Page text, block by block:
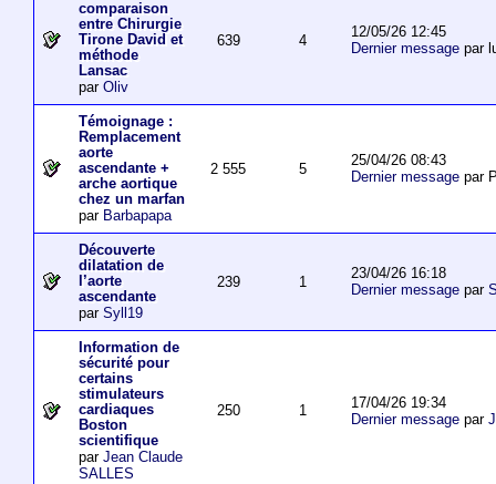
comparaison
entre Chirurgie
Tirone David et
méthode
Lansac
par Oliv
639 4
12/05/26 12:45
Dernier messagepar
Témoignage :
Remplacement
aorte
ascendante +
arche aortique
chez un marfan
par Barbapapa
2 555 5
25/04/26 08:43
Dernier messagepar
Découverte
dilatation de
l’aorte
ascendante
par Syll19
239 1
23/04/26 16:18
Dernier messagepar
Information de
sécurité pour
certains
stimulateurs
cardiaques
Boston
scientifique
par Jean Claude
SALLES
250 1
17/04/26 19:34
Dernier messagepar